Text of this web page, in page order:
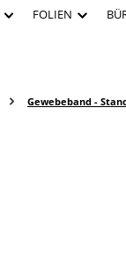
FOLIEN
Gewebeband -